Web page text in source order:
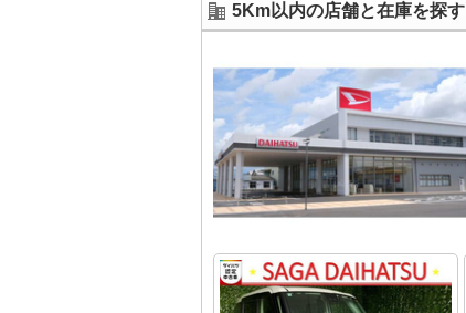
5Km以内の店舗と在庫を探す